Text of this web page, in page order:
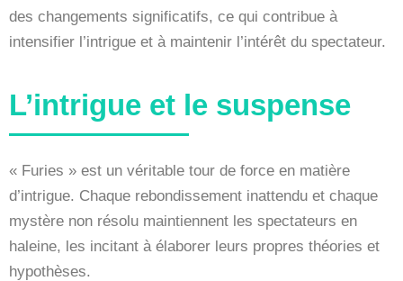
des changements significatifs, ce qui contribue à
intensifier l’intrigue et à maintenir l’intérêt du spectateur.
L’intrigue et le suspense
« Furies » est un véritable tour de force en matière
d’intrigue. Chaque rebondissement inattendu et chaque
mystère non résolu maintiennent les spectateurs en
haleine, les incitant à élaborer leurs propres théories et
hypothèses.